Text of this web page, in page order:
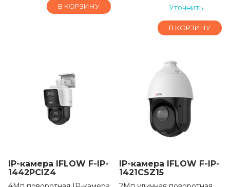
В КОРЗИНУ Уточнить
В КОРЗИНУ
IP-камера IFLOW F-IP-
1442PCIZ4
IP-камера IFLOW F-IP-
1421CSZ15